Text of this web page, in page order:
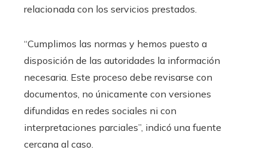
relacionada con los servicios prestados.
“Cumplimos las normas y hemos puesto a
disposición de las autoridades la información
necesaria. Este proceso debe revisarse con
documentos, no únicamente con versiones
difundidas en redes sociales ni con
interpretaciones parciales”, indicó una fuente
cercana al caso.